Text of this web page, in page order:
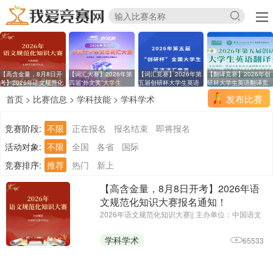
【高含金量，8月8日开
考】2026年语文规范化
【词汇大赛】2026年第
四届“外文奖”大学生
【词汇竞赛】2026年第
五届创研杯大学生英语
【翻译竞赛】2026年创
研杯大学生英语翻译竞
发布比赛
首页 > 比赛信息 > 学科技能 > 学科学术
竞赛阶段: 不限 正在报名 报名结束
即将报名
活动对象: 不限 全国 各省
国际
竞赛排序: 推荐 热门 新上
【高含金量，8月8日开考】2026年语
文规范化知识大赛报名通知！
2026年语文规范化知识大赛|| 主办单位：中国语文
学科学术 65533